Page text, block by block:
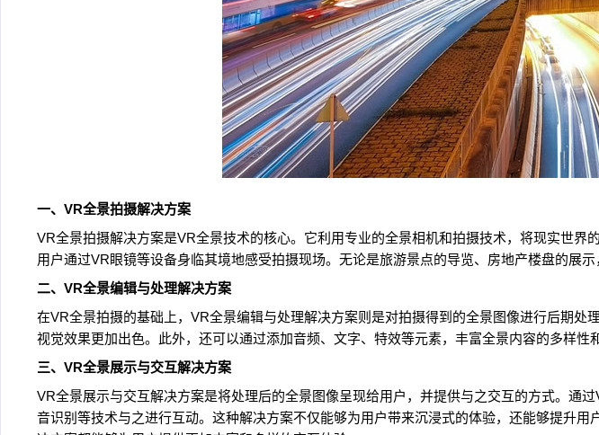
一、VR全景拍摄解决方案
VR全景拍摄解决方案是VR全景技术的核心。它利用专业的全景相机和拍摄技术，将现实世
用户通过VR眼镜等设备身临其境地感受拍摄现场。无论是旅游景点的导览、房地产楼盘的展
二、VR全景编辑与处理解决方案
在VR全景拍摄的基础上，VR全景编辑与处理解决方案则是对拍摄得到的全景图像进行后期
视觉效果更加出色。此外，还可以通过添加音频、文字、特效等元素，丰富全景内容的多样
三、VR全景展示与交互解决方案
VR全景展示与交互解决方案是将处理后的全景图像呈现给用户，并提供与之交互的方式。通
音识别等技术与之进行互动。这种解决方案不仅能够为用户带来沉浸式的体验，还能够提升